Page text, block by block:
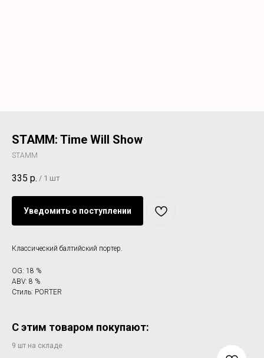
STAMM: Time Will Show
STAMM
335 р. / 1 шт
Уведомить о поступлении
Классический балтийский портер.
OG: 18 %
ABV: 8 %
Стиль: PORTER
С этим товаром покупают: